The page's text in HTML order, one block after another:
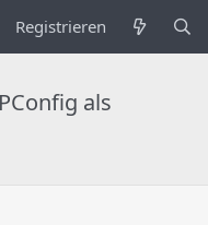
Registrieren
als